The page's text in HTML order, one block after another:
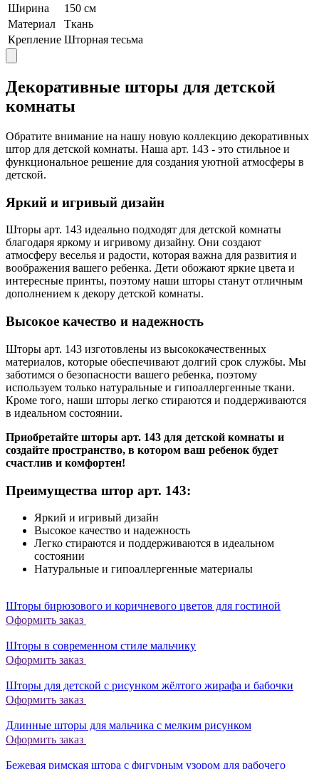
Ширина
150 см
Материал
Ткань
Крепление Шторная тесьма
Декоративные шторы для детской
комнаты
Обратите внимание на нашу новую коллекцию декоративных
штор для детской комнаты. Наша арт. 143 - это стильное и
функциональное решение для создания уютной атмосферы в
детской.
Яркий и игривый дизайн
Шторы арт. 143 идеально подходят для детской комнаты
благодаря яркому и игривому дизайну. Они создают
атмосферу веселья и радости, которая важна для развития и
воображения вашего ребенка. Дети обожают яркие цвета и
интересные принты, поэтому наши шторы станут отличным
дополнением к декору детской комнаты.
Высокое качество и надежность
Шторы арт. 143 изготовлены из высококачественных
материалов, которые обеспечивают долгий срок службы. Мы
заботимся о безопасности вашего ребенка, поэтому
используем только натуральные и гипоаллергенные ткани.
Кроме того, наши шторы легко стираются и поддерживаются
в идеальном состоянии.
Приобретайте шторы арт. 143 для детской комнаты и
создайте пространство, в котором ваш ребенок будет
счастлив и комфортен!
Преимущества штор арт. 143:
Яркий и игривый дизайн
Высокое качество и надежность
Легко стираются и поддерживаются в идеальном
состоянии
Натуральные и гипоаллергенные материалы
Шторы бирюзового и коричневого цветов для гостиной
Оформить заказ
Шторы в современном стиле мальчику
Оформить заказ
Шторы для детской с рисунком жёлтого жирафа и бабочки
Оформить заказ
Длинные шторы для мальчика с мелким рисунком
Оформить заказ
Бежевая римская штора с фигурным узором для рабочего